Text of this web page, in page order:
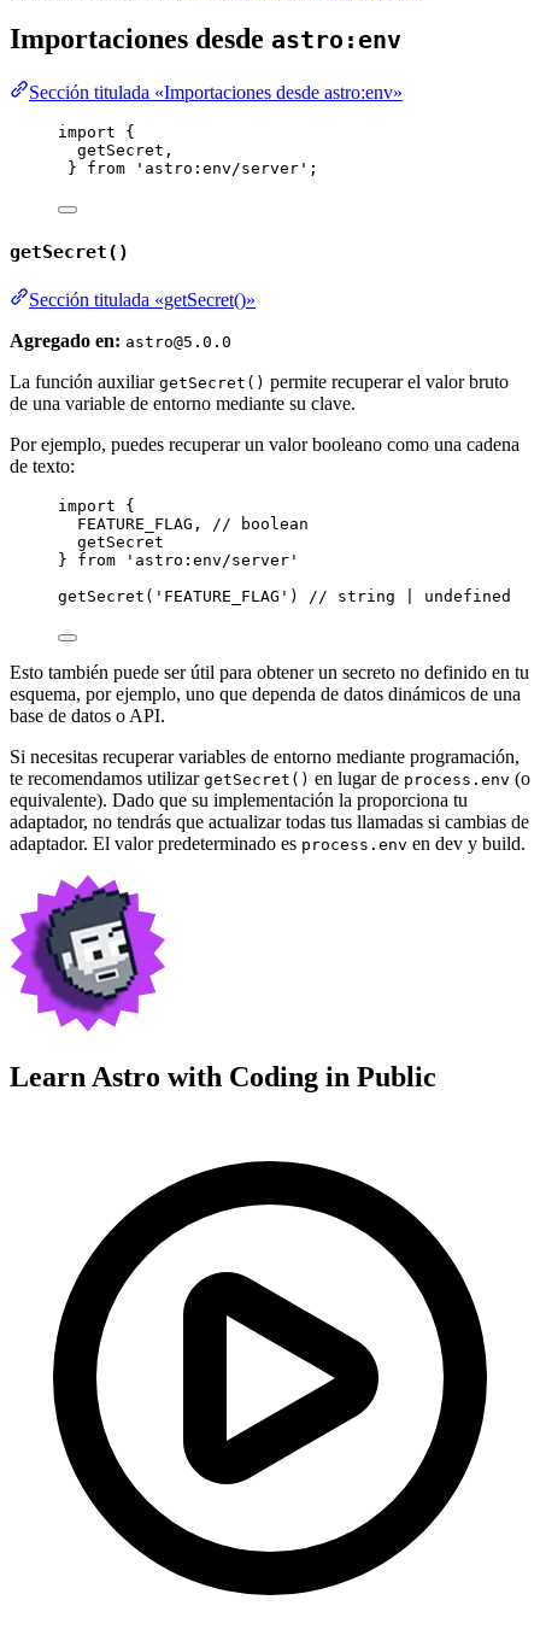
Importaciones desde astro:env
Sección titulada «Importaciones desde astro:env»
import {
getSecret,
} from ' astro:env/server ' ;
getSecret()
Sección titulada «getSecret()»
Agregado en: astro@5.0.0
La función auxiliar getSecret() permite recuperar el valor bruto
de una variable de entorno mediante su clave.
Por ejemplo, puedes recuperar un valor booleano como una cadena
de texto:
import {
FEATURE_FLAG,
// boolean
getSecret
} from ' astro:env/server '
getSecret ( ' FEATURE_FLAG ' ) // string | undefined
Esto también puede ser útil para obtener un secreto no definido en tu
esquema, por ejemplo, uno que dependa de datos dinámicos de una
base de datos o API.
Si necesitas recuperar variables de entorno mediante programación,
te recomendamos utilizar getSecret() en lugar de process.env (o
equivalente). Dado que su implementación la proporciona tu
adaptador, no tendrás que actualizar todas tus llamadas si cambias de
adaptador. El valor predeterminado es process.env en dev y build.
Learn Astro with Coding in Public